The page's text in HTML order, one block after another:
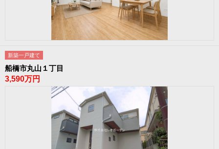
新築一戸建て
船橋市丸山１丁目
3,590万円